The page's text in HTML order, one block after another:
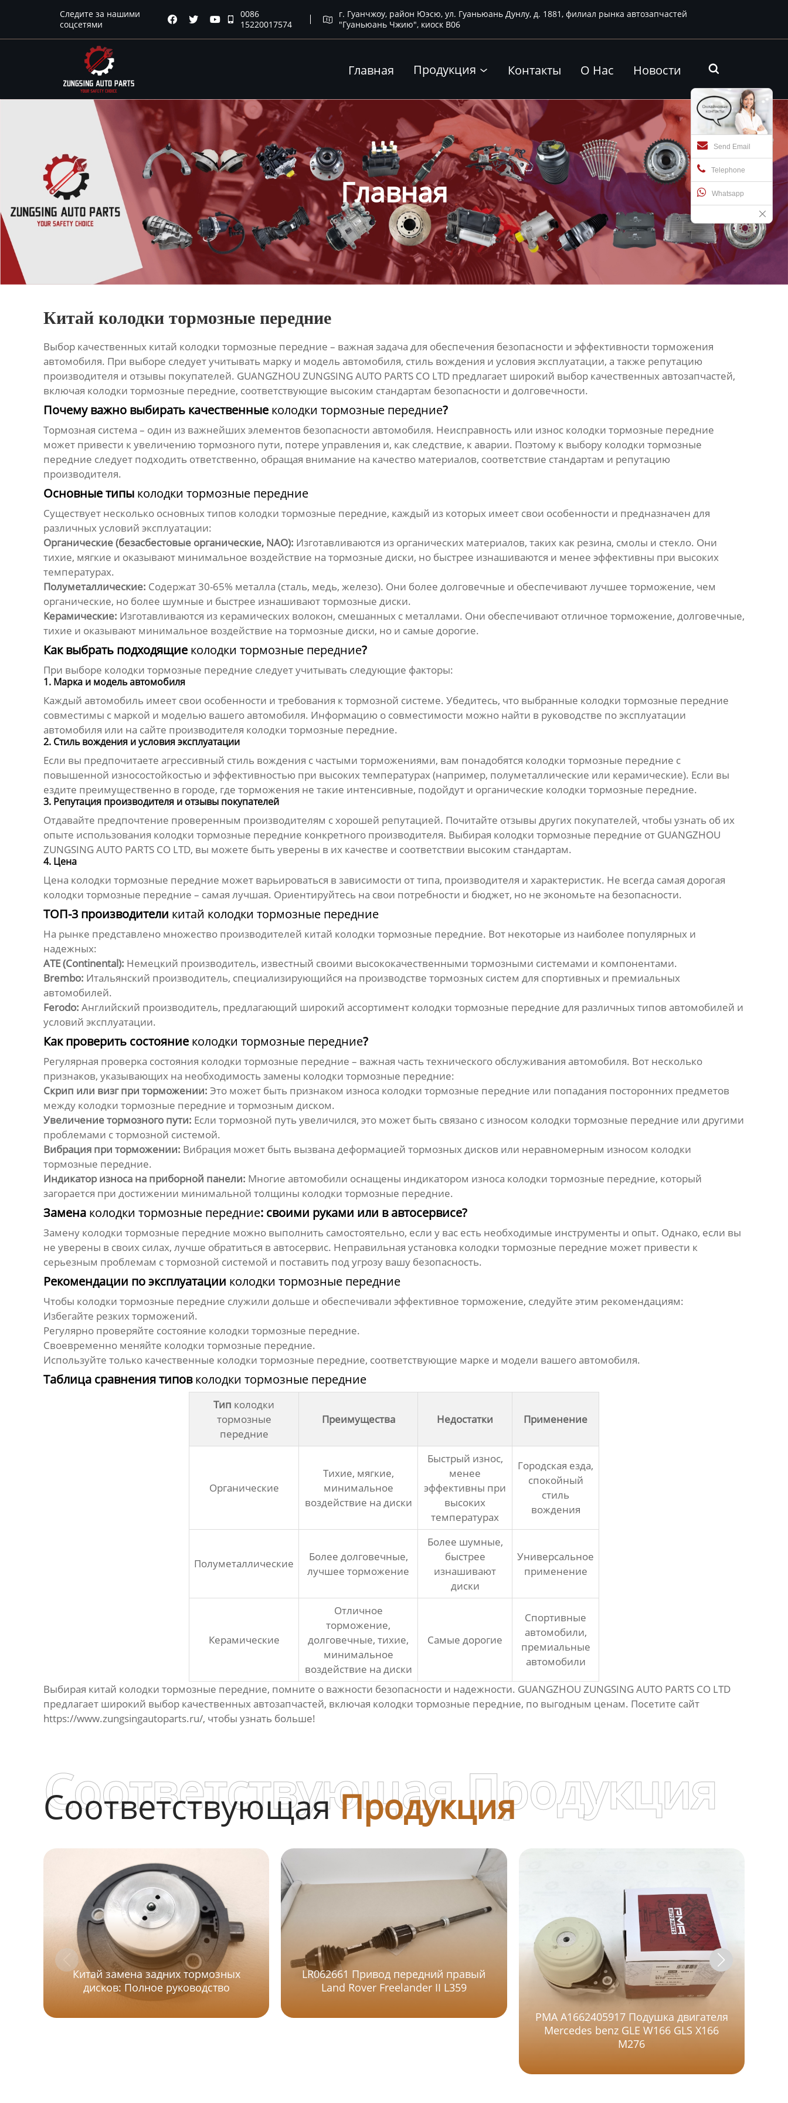
Следите за нашими
соцсетями
   
0086
15220017574

г. Гуанчжоу, район Юэсю, ул. Гуаньюань Дунлу, д. 1881, филиал рынка автозапчастей
"Гуаньюань Чжию", киоск B06
Главная Продукция  Контакты О Нас Новости 
Send Email
Telephone
Whatsapp
Главная
Китай колодки тормозные передние
Выбор качественных китай колодки тормозные передние – важная задача для обеспечения безопасности и эффективности торможения
автомобиля. При выборе следует учитывать марку и модель автомобиля, стиль вождения и условия эксплуатации, а также репутацию
производителя и отзывы покупателей. GUANGZHOU ZUNGSING AUTO PARTS CO LTD предлагает широкий выбор качественных автозапчастей,
включая колодки тормозные передние, соответствующие высоким стандартам безопасности и долговечности.
Почему важно выбирать качественные колодки тормозные передние?
Тормозная система – один из важнейших элементов безопасности автомобиля. Неисправность или износ колодки тормозные передние
может привести к увеличению тормозного пути, потере управления и, как следствие, к аварии. Поэтому к выбору колодки тормозные
передние следует подходить ответственно, обращая внимание на качество материалов, соответствие стандартам и репутацию
производителя.
Основные типы колодки тормозные передние
Существует несколько основных типов колодки тормозные передние, каждый из которых имеет свои особенности и предназначен для
различных условий эксплуатации:
Органические (безасбестовые органические, NAO): Изготавливаются из органических материалов, таких как резина, смолы и стекло. Они
тихие, мягкие и оказывают минимальное воздействие на тормозные диски, но быстрее изнашиваются и менее эффективны при высоких
температурах.
Полуметаллические: Содержат 30-65% металла (сталь, медь, железо). Они более долговечные и обеспечивают лучшее торможение, чем
органические, но более шумные и быстрее изнашивают тормозные диски.
Керамические: Изготавливаются из керамических волокон, смешанных с металлами. Они обеспечивают отличное торможение, долговечные,
тихие и оказывают минимальное воздействие на тормозные диски, но и самые дорогие.
Как выбрать подходящие колодки тормозные передние?
При выборе колодки тормозные передние следует учитывать следующие факторы:
1. Марка и модель автомобиля
Каждый автомобиль имеет свои особенности и требования к тормозной системе. Убедитесь, что выбранные колодки тормозные передние
совместимы с маркой и моделью вашего автомобиля. Информацию о совместимости можно найти в руководстве по эксплуатации
автомобиля или на сайте производителя колодки тормозные передние.
2. Стиль вождения и условия эксплуатации
Если вы предпочитаете агрессивный стиль вождения с частыми торможениями, вам понадобятся колодки тормозные передние с
повышенной износостойкостью и эффективностью при высоких температурах (например, полуметаллические или керамические). Если вы
ездите преимущественно в городе, где торможения не такие интенсивные, подойдут и органические колодки тормозные передние.
3. Репутация производителя и отзывы покупателей
Отдавайте предпочтение проверенным производителям с хорошей репутацией. Почитайте отзывы других покупателей, чтобы узнать об их
опыте использования колодки тормозные передние конкретного производителя. Выбирая колодки тормозные передние от GUANGZHOU
ZUNGSING AUTO PARTS CO LTD, вы можете быть уверены в их качестве и соответствии высоким стандартам.
4. Цена
Цена колодки тормозные передние может варьироваться в зависимости от типа, производителя и характеристик. Не всегда самая дорогая
колодки тормозные передние – самая лучшая. Ориентируйтесь на свои потребности и бюджет, но не экономьте на безопасности.
ТОП-3 производители китай колодки тормозные передние
На рынке представлено множество производителей китай колодки тормозные передние. Вот некоторые из наиболее популярных и
надежных:
ATE (Continental): Немецкий производитель, известный своими высококачественными тормозными системами и компонентами.
Brembo: Итальянский производитель, специализирующийся на производстве тормозных систем для спортивных и премиальных
автомобилей.
Ferodo: Английский производитель, предлагающий широкий ассортимент колодки тормозные передние для различных типов автомобилей и
условий эксплуатации.
Как проверить состояние колодки тормозные передние?
Регулярная проверка состояния колодки тормозные передние – важная часть технического обслуживания автомобиля. Вот несколько
признаков, указывающих на необходимость замены колодки тормозные передние:
Скрип или визг при торможении: Это может быть признаком износа колодки тормозные передние или попадания посторонних предметов
между колодки тормозные передние и тормозным диском.
Увеличение тормозного пути: Если тормозной путь увеличился, это может быть связано с износом колодки тормозные передние или другими
проблемами с тормозной системой.
Вибрация при торможении: Вибрация может быть вызвана деформацией тормозных дисков или неравномерным износом колодки
тормозные передние.
Индикатор износа на приборной панели: Многие автомобили оснащены индикатором износа колодки тормозные передние, который
загорается при достижении минимальной толщины колодки тормозные передние.
Замена колодки тормозные передние: своими руками или в автосервисе?
Замену колодки тормозные передние можно выполнить самостоятельно, если у вас есть необходимые инструменты и опыт. Однако, если вы
не уверены в своих силах, лучше обратиться в автосервис. Неправильная установка колодки тормозные передние может привести к
серьезным проблемам с тормозной системой и поставить под угрозу вашу безопасность.
Рекомендации по эксплуатации колодки тормозные передние
Чтобы колодки тормозные передние служили дольше и обеспечивали эффективное торможение, следуйте этим рекомендациям:
Избегайте резких торможений.
Регулярно проверяйте состояние колодки тормозные передние.
Своевременно меняйте колодки тормозные передние.
Используйте только качественные колодки тормозные передние, соответствующие марке и модели вашего автомобиля.
Таблица сравнения типовколодки тормозные передние
Тип колодки
тормозные
передние
Преимущества Недостатки Применение
Органические
Тихие, мягкие,
минимальное
воздействие на диски
Быстрый износ,
менее
эффективны при
высоких
температурах
Городская езда,
спокойный
стиль
вождения
Полуметаллические
Более долговечные,
лучшее торможение
Более шумные,
быстрее
изнашивают
диски
Универсальное
применение
Керамические
Отличное
торможение,
долговечные, тихие,
минимальное
воздействие на диски
Самые дорогие
Спортивные
автомобили,
премиальные
автомобили
Выбирая китай колодки тормозные передние, помните о важности безопасности и надежности. GUANGZHOU ZUNGSING AUTO PARTS CO LTD
предлагает широкий выбор качественных автозапчастей, включая колодки тормозные передние, по выгодным ценам. Посетите сайт
https://www.zungsingautoparts.ru/, чтобы узнать больше!
СоответствующаяПродукция
Соответствующая Продукция
Китай замена задних тормозных
дисков: Полное руководство
LR062661 Привод передний правый
Land Rover Freelander II L359
PMA A1662405917 Подушка двигателя
Mercedes benz GLE W166 GLS X166
M276